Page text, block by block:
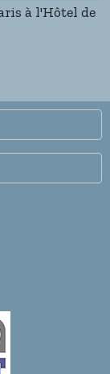
à l'Hôtel de